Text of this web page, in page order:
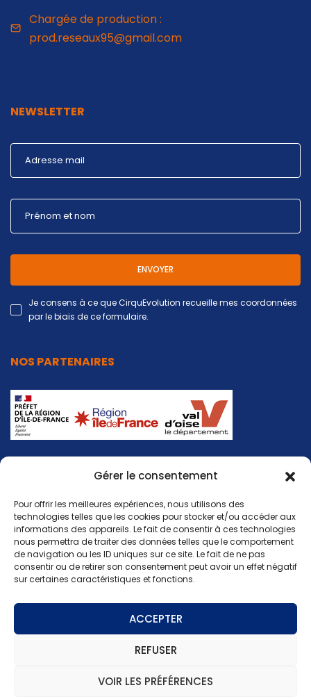
Gérer le consentement
Pour offrir les meilleures expériences, nous utilisons des
technologies telles que les cookies pour stocker et/ou accéder aux
informations des appareils. Le fait de consentir à ces technologies
nous permettra de traiter des données telles que le comportement
de navigation ou les ID uniques sur ce site. Le fait de ne pas
consentir ou de retirer son consentement peut avoir un effet négatif
sur certaines caractéristiques et fonctions.
ACCEPTER
REFUSER
VOIR LES PRÉFÉRENCES
Chargée de production :
prod.reseaux95@gmail.com
NEWSLETTER
ENVOYER
Je consens à ce que CirquEvolution recueille mes coordonnées
par le biais de ce formulaire.
NOS PARTENAIRES
Mentions légales
Politique de cookies
Politique de confidentialité
Copyright 2025 - Réalisation jaoweb.fr